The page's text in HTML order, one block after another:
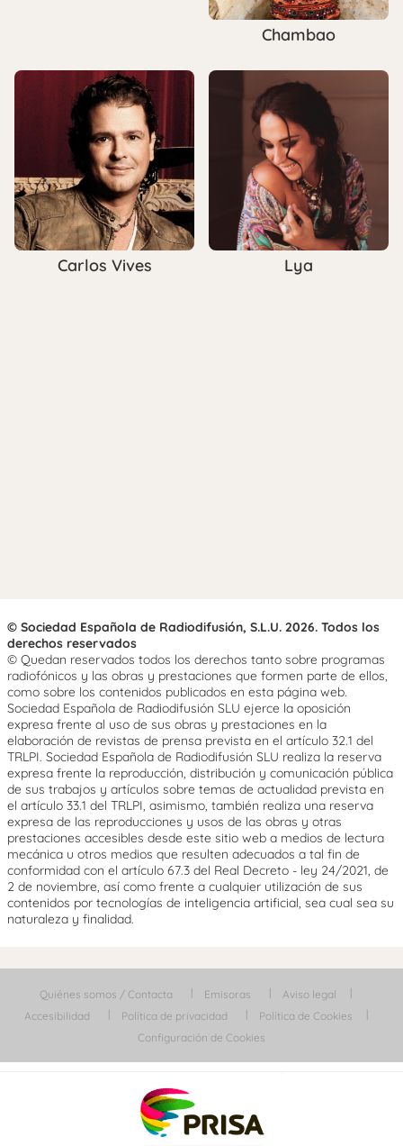
Chambao
Carlos Vives Lya
© Sociedad Española de Radiodifusión, S.L.U. 2026. Todos los
derechos reservados
© Quedan reservados todos los derechos tanto sobre programas
radiofónicos y las obras y prestaciones que formen parte de ellos,
como sobre los contenidos publicados en esta página web.
Sociedad Española de Radiodifusión SLU ejerce la oposición
expresa frente al uso de sus obras y prestaciones en la
elaboración de revistas de prensa prevista en el artículo 32.1 del
TRLPI. Sociedad Española de Radiodifusión SLU realiza la reserva
expresa frente la reproducción, distribución y comunicación pública
de sus trabajos y artículos sobre temas de actualidad prevista en
el artículo 33.1 del TRLPI, asimismo, también realiza una reserva
expresa de las reproducciones y usos de las obras y otras
prestaciones accesibles desde este sitio web a medios de lectura
mecánica u otros medios que resulten adecuados a tal fin de
conformidad con el artículo 67.3 del Real Decreto - ley 24/2021, de
2 de noviembre, así como frente a cualquier utilización de sus
contenidos por tecnologías de inteligencia artificial, sea cual sea su
naturaleza y finalidad.
Quiénes somos / Contacta Emisoras
Aviso legal
Accesibilidad
Política de privacidad
Política de Cookies
Configuración de Cookies